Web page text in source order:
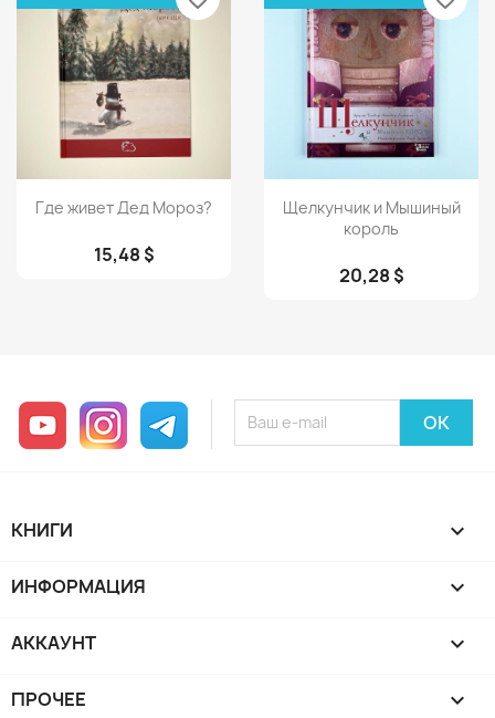
Просмотр
Где живет Дед Мороз?
15,48 $
Просмотр
Щелкунчик и Мышиный
король
20,28 $
YouTube InstagramTelegram
КНИГИ 
ИНФОРМАЦИЯ 
АККАУНТ 
ПРОЧЕЕ 